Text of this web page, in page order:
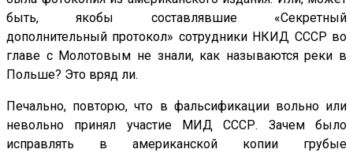
быть, якобы составлявшие «Секретный
дополнительный протокол» сотрудники НКИД СССР во
главе с Молотовым не знали, как называются реки в
Польше? Это вряд ли.
Печально, повторю, что в фальсификации вольно или
невольно принял участие МИД СССР. Зачем было
исправлять в американской копии грубые